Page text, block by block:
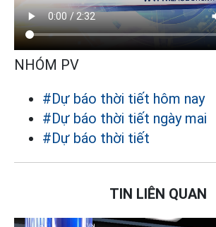
NHÓM PV
#Dự báo thời tiết hôm nay
#Dự báo thời tiết ngày mai
#Dự báo thời tiết
TIN LIÊN QUAN